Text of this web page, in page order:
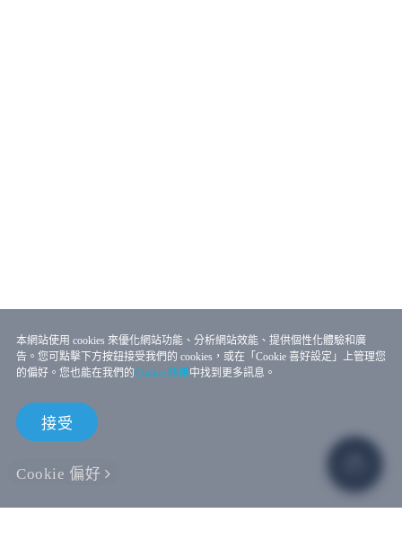
本網站使用 cookies 來優化網站功能、分析網站效能、提供個性化體驗和廣
告。您可點擊下方按鈕接受我們的 cookies，或在「Cookie 喜好設定」上管理您
的偏好。您也能在我們的Cookie 政策中找到更多訊息。
接受
Cookie 偏好